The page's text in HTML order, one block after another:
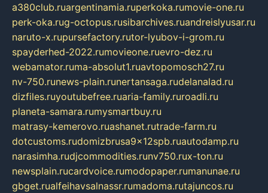
a380club.ruargentinamia.ruperkoka.rumovie-one.ru
perk-oka.rug-octopus.rusibarchives.ruandreislyusar.ru
naruto-x.rupursefactory.rutor-lyubov-i-grom.ru
spayderhed-2022.rumovieone.ruevro-dez.ru
webamator.ruma-absolut1.ruavtopomosch27.ru
nv-750.runews-plain.runertansaga.rudelanalad.ru
dizfiles.ruyoutubefree.ruaria-family.ruroadli.ru
planeta-samara.rumysmartbuy.ru
matrasy-kemerovo.ruashanet.rutrade-farm.ru
dotcustoms.rudomizbrusa9x12spb.ruautodamp.ru
narasimha.rudjcommodities.runv750.rux-ton.ru
newsplain.rucardvoice.rumodopaper.rumanunae.ru
gbget.rualfeihavsalnassr.rumadoma.rutajuncos.ru